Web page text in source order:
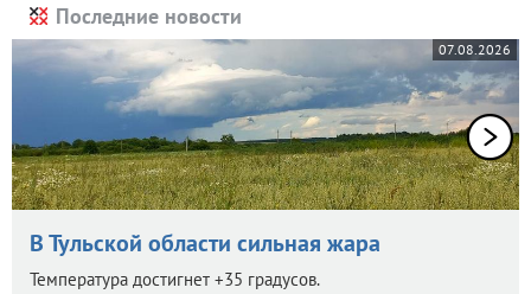
Последние новости
07.08.2026
В Тульской области сильная жара
Температура достигнет +35 градусов.